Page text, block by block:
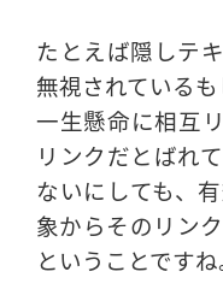
たとえば隠しテ
無視されているも
一生懸命に相互
リンクだとばれ
ないにしても、
象からそのリン
ということですね